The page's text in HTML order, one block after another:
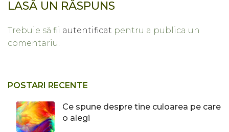
LASĂ UN RĂSPUNS
Trebuie să fii autentificat pentru a publica un
comentariu.
POSTARI RECENTE
Ce spune despre tine culoarea pe care
o alegi